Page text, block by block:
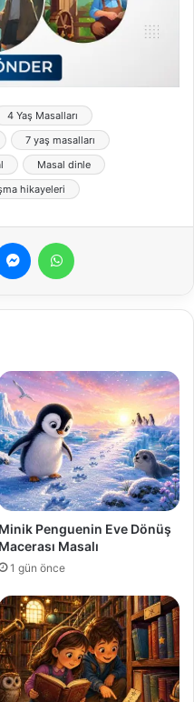
4 Yaş Masalları
7 yaş masalları
Masal dinle
hikayeleri
Messenger
Minik Penguenin Eve Dönüş
Macerası Masalı
1 gün önce